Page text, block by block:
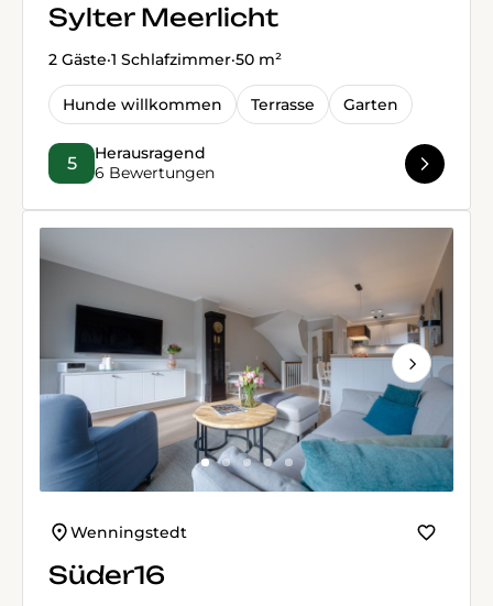
Sylter Meerlicht
2 Gäste·1 Schlafzimmer·50 m²
Hunde willkommen Terrasse Garten
5
Herausragend
6 Bewertungen
Next
Wenningstedt
Süder16